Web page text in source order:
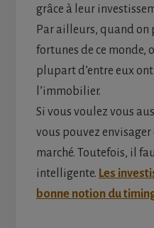
grâce à leur
Par ailleurs, quand on
fortunes de ce monde,
plupart d’entre eux
l’immobilier.
Si vous voulez vous
vous pouvez envisager
marché. Toutefois, il
intelligente. Les
bonne notion du